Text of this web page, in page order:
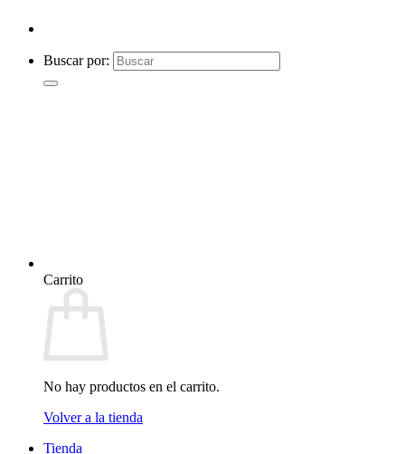
Buscar por:
Carrito
No hay productos en el carrito.
Volver a la tienda
Tienda